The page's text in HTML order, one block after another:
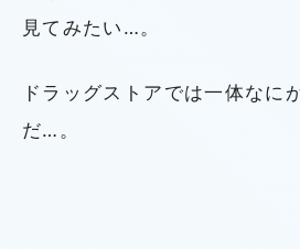
見てみたい…。
ドラッグストアでは一体なに
だ…。